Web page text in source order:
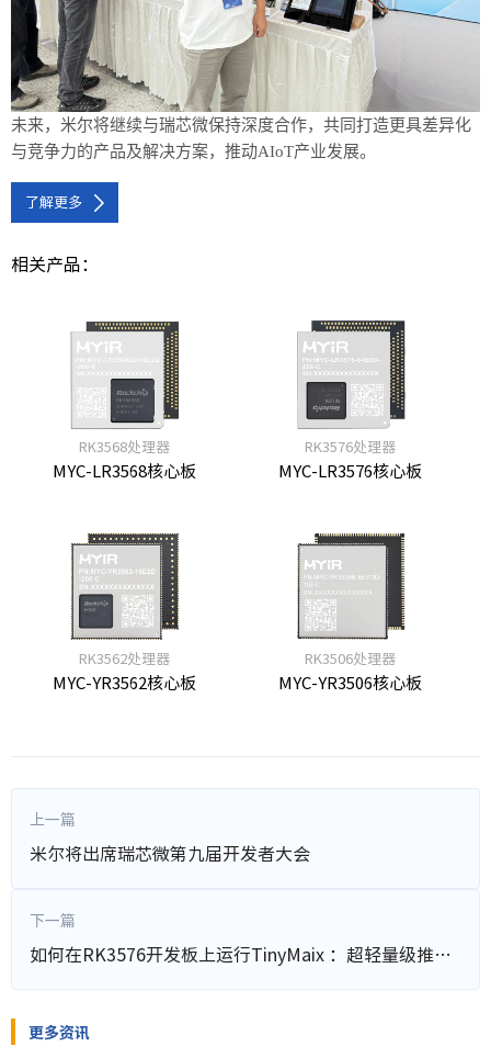
未来，米尔将继续与瑞芯微保持深度合作，共同打造更具差异化
与竞争力的产品及解决方案，推动AIoT产业发展。
了解更多
相关产品：
RK3568处理器
MYC-LR3568核心板
RK3576处理器
MYC-LR3576核心板
RK3562处理器
MYC-YR3562核心板
RK3506处理器
MYC-YR3506核心板
上一篇
米尔将出席瑞芯微第九届开发者大会
下一篇
如何在RK3576开发板上运行TinyMaix ：超轻量级推理框架--基于米尔MYD-LR3576开发板
更多资讯